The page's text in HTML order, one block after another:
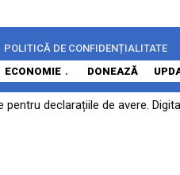
POLITICĂ DE CONFIDENȚIALITATE
ECONOMIE DONEAZĂ
declarațiile de avere.
campanii la scară largă a